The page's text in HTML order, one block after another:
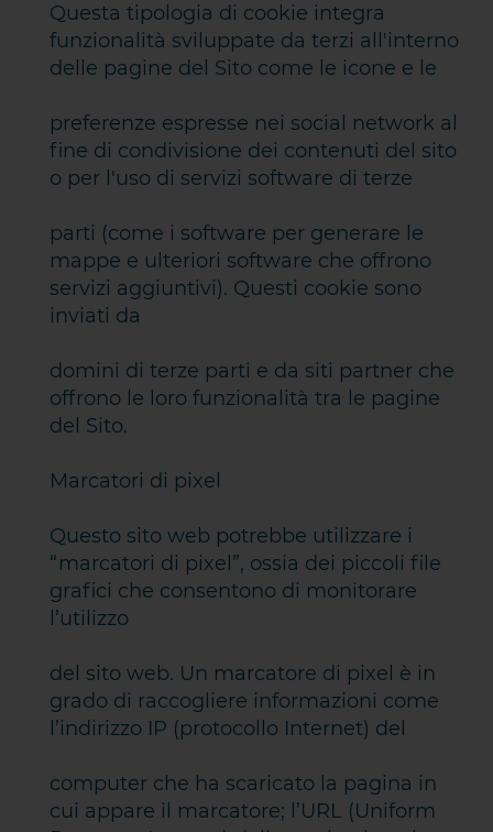
Questa tipologia di cookie integra
funzionalità sviluppate da terzi all'interno
delle pagine del Sito come le icone e le
preferenze espresse nei social network al
fine di condivisione dei contenuti del sito
o per l'uso di servizi software di terze
parti (come i software per generare le
mappe e ulteriori software che offrono
servizi aggiuntivi). Questi cookie sono
inviati da
domini di terze parti e da siti partner che
offrono le loro funzionalità tra le pagine
del Sito.
Marcatori di pixel
Questo sito web potrebbe utilizzare i
“marcatori di pixel”, ossia dei piccoli file
grafici che consentono di monitorare
l’utilizzo
del sito web. Un marcatore di pixel è in
grado di raccogliere informazioni come
l’indirizzo IP (protocollo Internet) del
computer che ha scaricato la pagina in
cui appare il marcatore; l’URL (Uniform